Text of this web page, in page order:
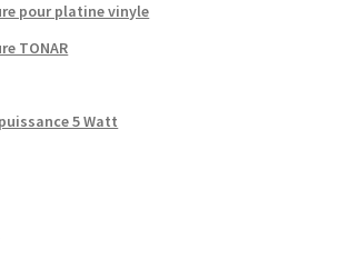
pour platine vinyle
TONAR
5 Watt